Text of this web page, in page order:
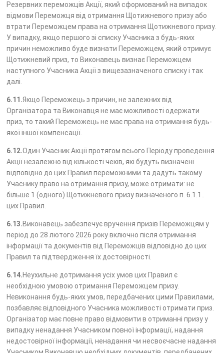
Резервних переможців Акції, який сформований на випадок
відмови Переможця від отримання Щотижневого призу або
втрати Переможцем права на отримання Щотижневого призу.
У випадку, якщо першого зі списку Учасника з будь-яких
причин неможливо буде визнати Переможцем, який отримує
Щотижневий приз, то Виконавець визнає Переможцем
наступного Учасника Акції з вищезазначеного списку і так
далі.
6.11.Якщо Переможець з причин, не залежних від
Організатора та Виконавця не має можливості одержати
приз, то такий Переможець не має права на отримання будь-
якої іншої компенсації.
6.12.Один Учасник Акції протягом всього Періоду проведення
Акції незалежно від кількості чеків, які будуть визначені
відповідно до цих Правил переможними та дадуть такому
Учаснику право на отримання призу, може отримати: не
більше 1 (одного) Щотижневого призу визначеного п. 6.1.1..
цих Правил.
6.13.Виконавець забезпечує вручення призів Переможцям у
період до 28 лютого 2026 року включно після отримання
інформації та документів від Переможців відповідно до цих
Правил та підтвердження їх достовірності.
6.14.Неухильне дотримання усіх умов цих Правил є
необхідною умовою отримання Переможцем призу.
Невиконання будь-яких умов, передбачених цими Правилами,
позбавляє відповідного Учасника можливості отримати приз.
Організатор має повне право відмовити в отриманні призу у
випадку ненадання Учасником повної інформації, надання
недостовірної інформації, ненадання чи несвоєчасне надання